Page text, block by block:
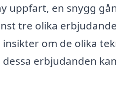
uppfart, en snygg
tre olika
om de olika
erbjudanden